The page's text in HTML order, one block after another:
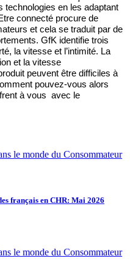
technologies en les adaptant
connecté procure de
et cela se traduit par de
GfK identifie trois
la vitesse et l’intimité. La
et la vitesse
peuvent être difficiles à
pouvez-vous alors
à vous avec le
français en CHR: Mai 2026